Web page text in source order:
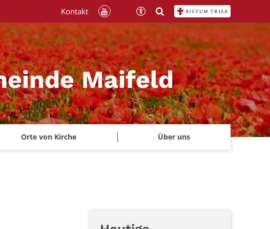
Maifeld
Orte von Kirche Über uns
Kontakt